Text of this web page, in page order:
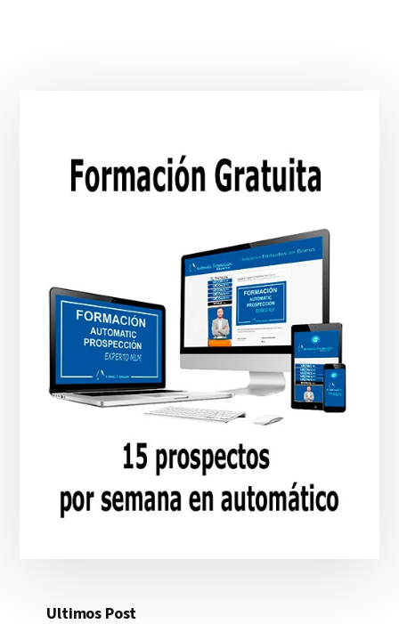
principal
Ultimos Post